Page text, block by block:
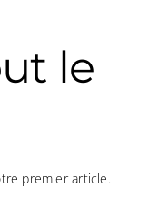
le
premier article.